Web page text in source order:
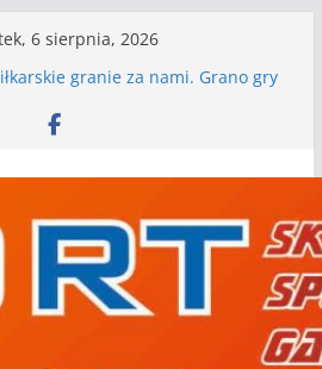
6 sierpnia, 2026
granie za nami. Grano gry
kontrolne naszych piłkarskich
pierwszą edycję Ligi Szóstek w
gry kontrolne, piłkarskie
nami
w I Edycji Lidze Szóstek Piłki